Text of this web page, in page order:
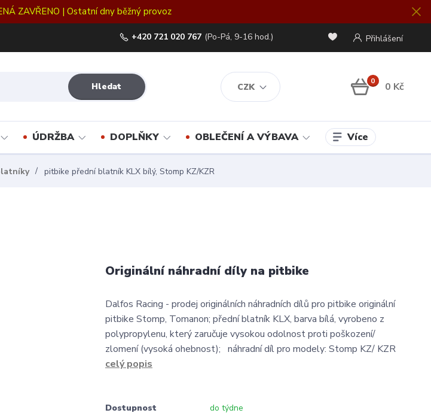
ZAVŘENO | Ostatní dny běžný provoz
CZK
Přihlášení
Hledat
+420 721 020 767 (Po-Pá, 9-16 hod.)
0 0 Kč
ÚDRŽBA DOPLŇKY OBLEČENÍ A VÝBAVA Více
pitbike přední blatník KLX bílý, Stomp KZ/KZR
Originální náhradní díly na pitbike
Dalfos Racing - prodej originálních náhradních dílů pro pitbike originální
pitbike Stomp, Tomanon; přední blatník KLX, barva bílá, vyrobeno z
polypropylenu, který zaručuje vysokou odolnost proti poškození/
zlomení (vysoká ohebnost); náhradní díl pro modely: Stomp KZ/ KZR
celý popis
Dostupnost do týdne